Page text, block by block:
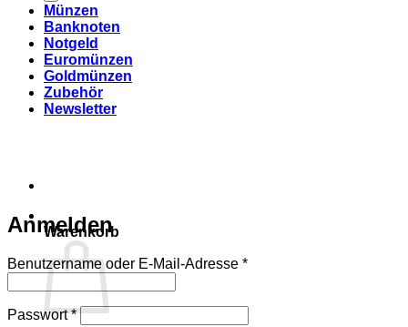
Warenkorb
Münzen
Banknoten
Notgeld
Euromünzen
Goldmünzen
Zubehör
Newsletter
Anmelden
Benutzername oder E-Mail-Adresse *Erforderlich
Passwort*Erforderlich